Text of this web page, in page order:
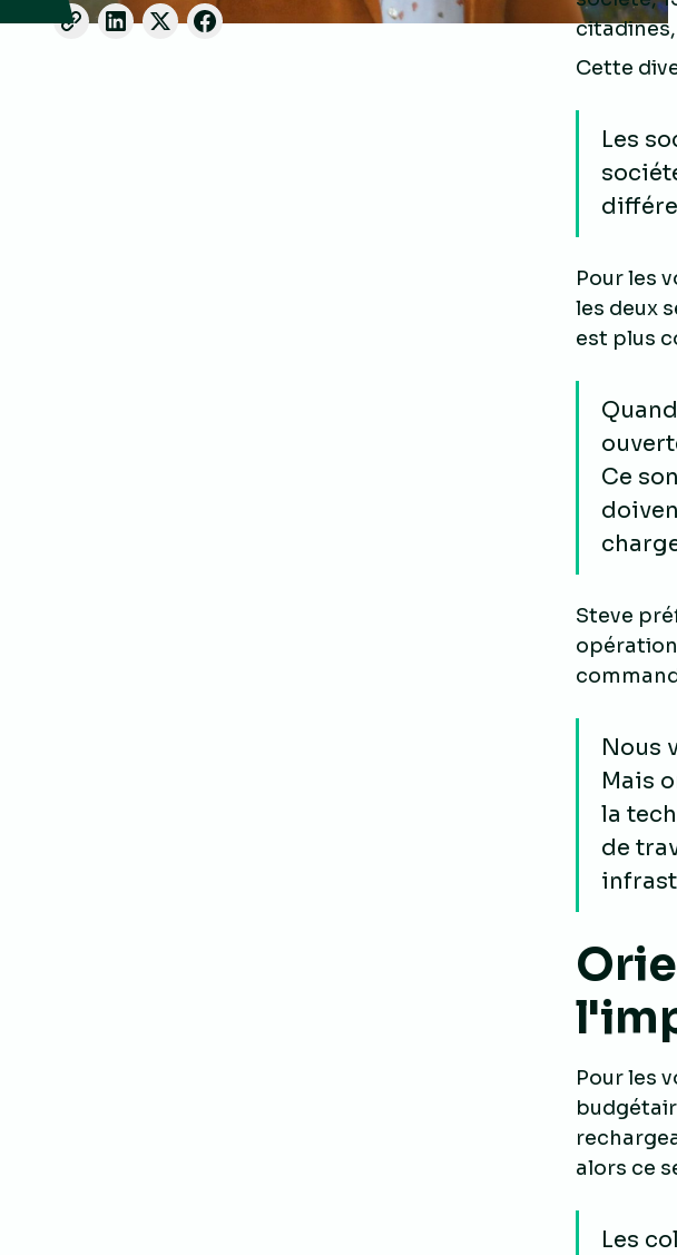
Cette
Les
Pour les
les deux
est plus
Ce
Steve
Nous
Mais
la
de
Pour les
alors ce
Les